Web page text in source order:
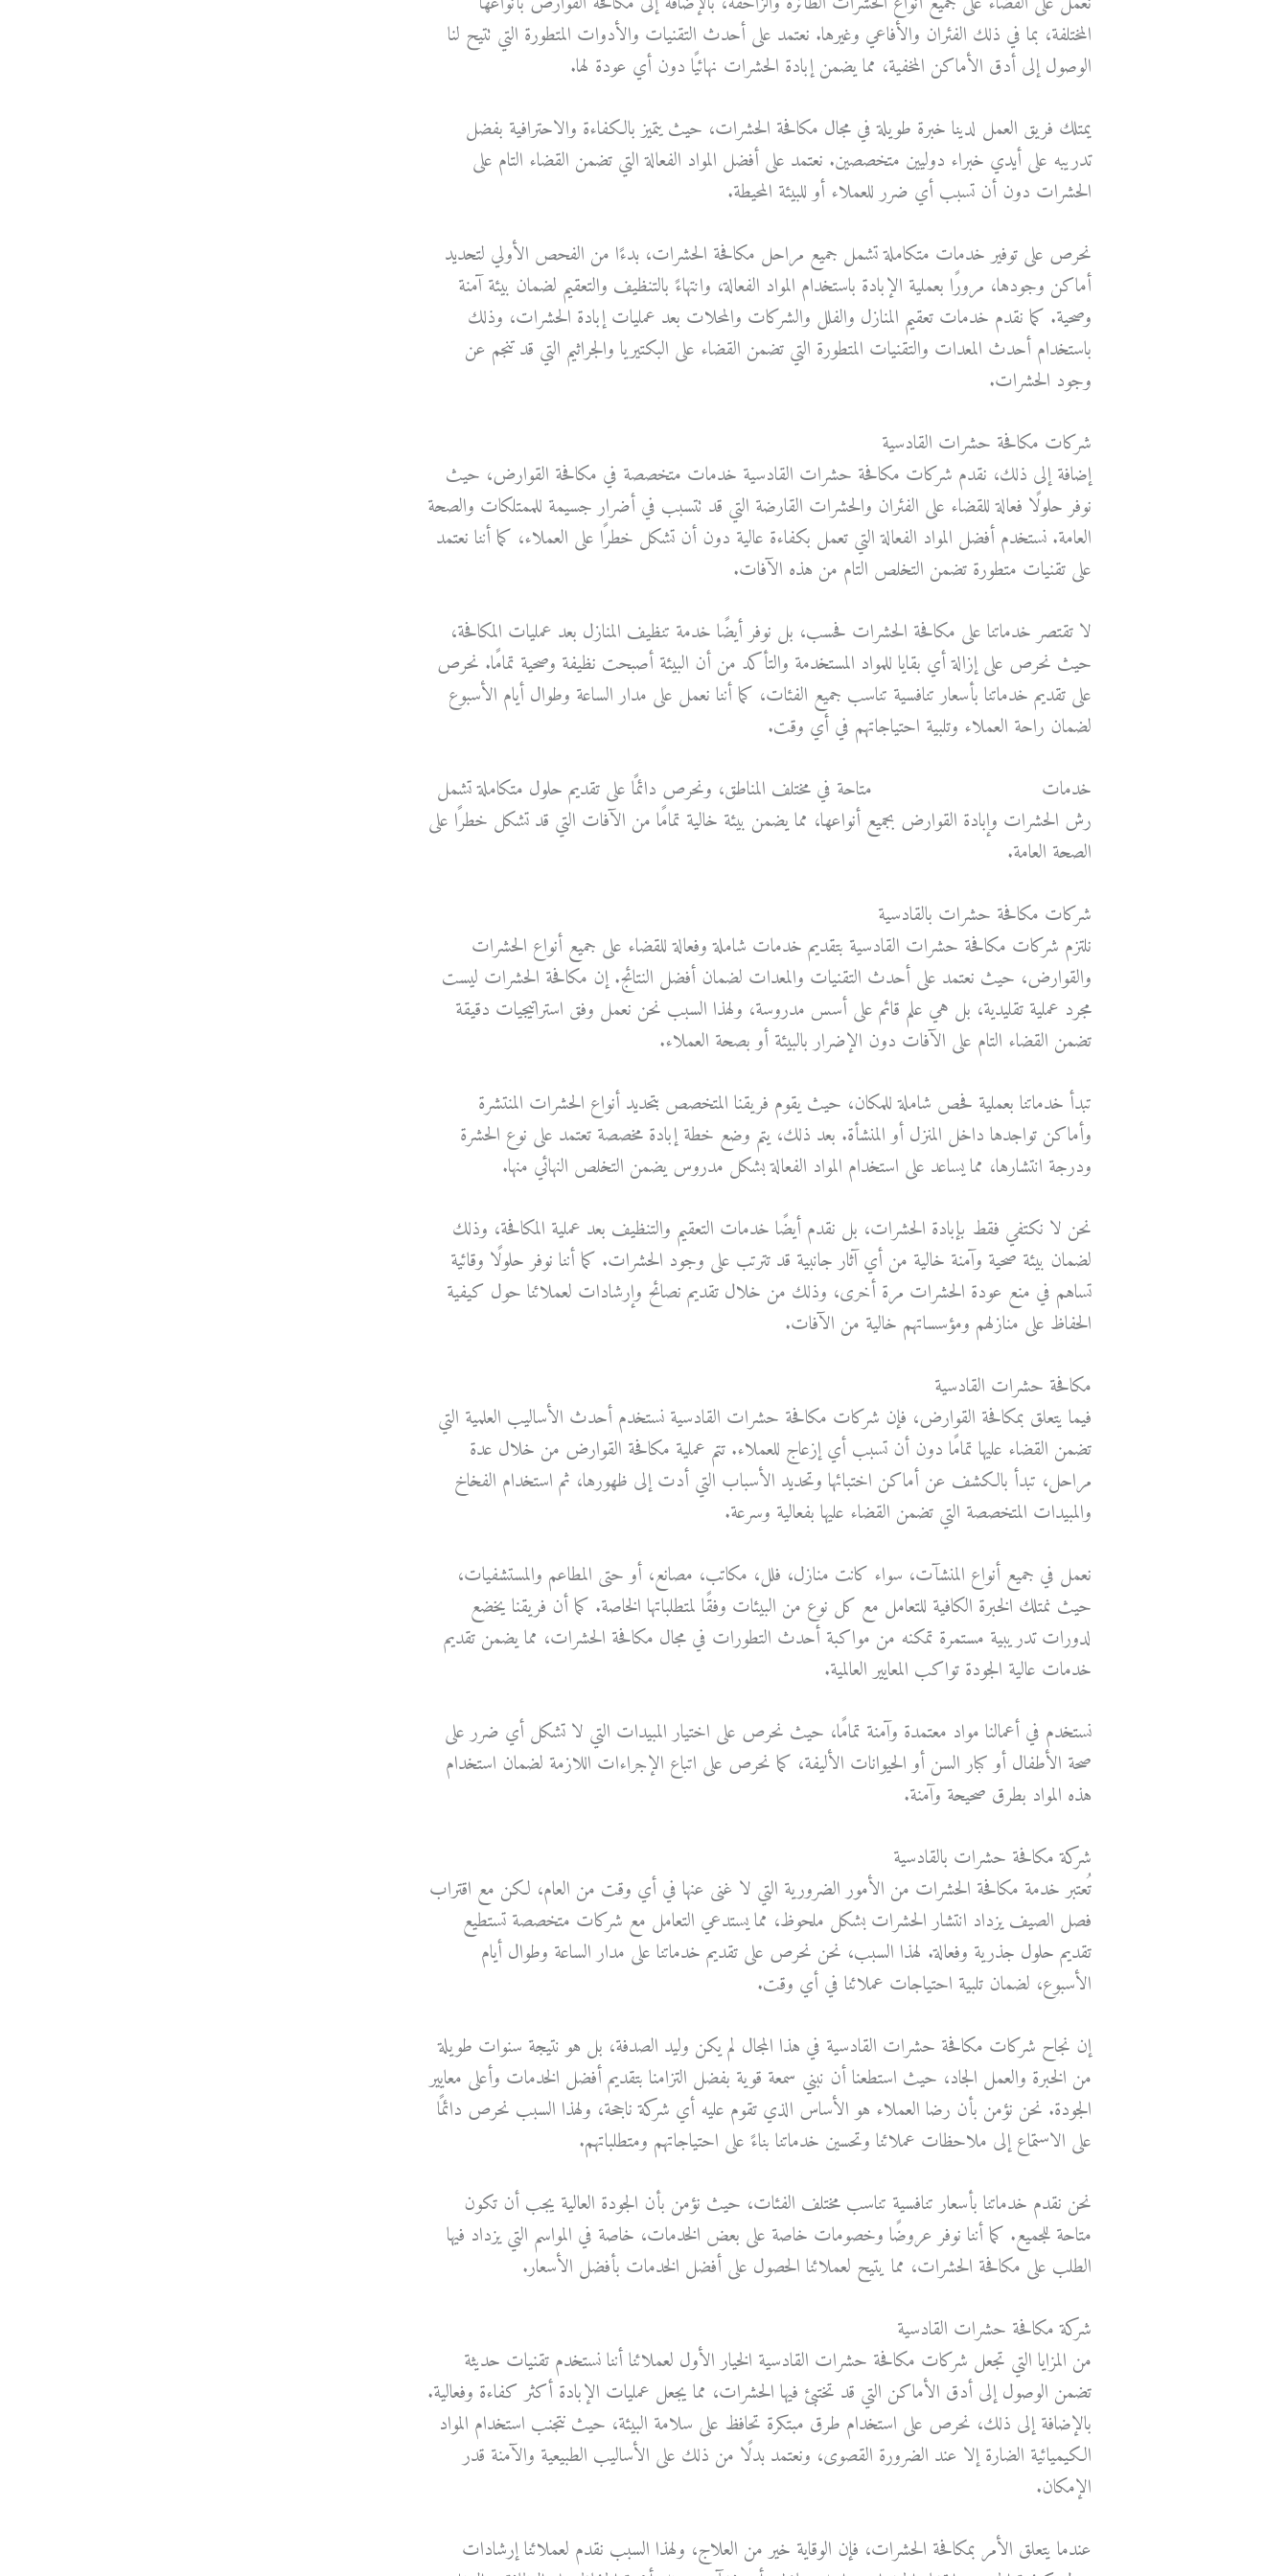
المختلفة، بما في ذلك الفئران والأفاعي وغيرها. نعتمد على أحدث التقنيات والأدوات المتطورة التي تتيح لنا
الوصول إلى أدق الأماكن المخفية، مما يضمن إبادة الحشرات نهائيًا دون أي عودة لها.
يمتلك فريق العمل لدينا خبرة طويلة في مجال مكافحة الحشرات، حيث يتميز بالكفاءة والاحترافية بفضل
تدريبه على أيدي خبراء دوليين متخصصين. نعتمد على أفضل المواد الفعالة التي تضمن القضاء التام على
الحشرات دون أن تسبب أي ضرر للعملاء أو للبيئة المحيطة.
نحرص على توفير خدمات متكاملة تشمل جميع مراحل مكافحة الحشرات، بدءًا من الفحص الأولي لتحديد
أماكن وجودها، مرورًا بعملية الإبادة باستخدام المواد الفعالة، وانتهاءً بالتنظيف والتعقيم لضمان بيئة آمنة
وصحية. كما نقدم خدمات تعقيم المنازل والفلل والشركات والمحلات بعد عمليات إبادة الحشرات، وذلك
باستخدام أحدث المعدات والتقنيات المتطورة التي تضمن القضاء على البكتيريا والجراثيم التي قد تنجم عن
وجود الحشرات.
شركات مكافحة حشرات القادسية
إضافة إلى ذلك، نقدم شركات مكافحة حشرات القادسية خدمات متخصصة في مكافحة القوارض، حيث
نوفر حلولًا فعالة للقضاء على الفئران والحشرات القارضة التي قد تتسبب في أضرار جسيمة للممتلكات والصحة
العامة. نستخدم أفضل المواد الفعالة التي تعمل بكفاءة عالية دون أن تشكل خطرًا على العملاء، كما أننا نعتمد
على تقنيات متطورة تضمن التخلص التام من هذه الآفات.
لا تقتصر خدماتنا على مكافحة الحشرات فحسب، بل نوفر أيضًا خدمة تنظيف المنازل بعد عمليات المكافحة،
حيث نحرص على إزالة أي بقايا للمواد المستخدمة والتأكد من أن البيئة أصبحت نظيفة وصحية تمامًا. نحرص
على تقديم خدماتنا بأسعار تنافسية تناسب جميع الفئات، كما أننا نعمل على مدار الساعة وطوال أيام الأسبوع
لضمان راحة العملاء وتلبية احتياجاتهم في أي وقت.
خدمات
متاحة في مختلف المناطق، ونحرص دائمًا على تقديم حلول متكاملة تشمل
رش الحشرات وإبادة القوارض بجميع أنواعها، مما يضمن بيئة خالية تمامًا من الآفات التي قد تشكل خطرًا على
الصحة العامة.
شركات مكافحة حشرات بالقادسية
نلتزم شركات مكافحة حشرات القادسية بتقديم خدمات شاملة وفعالة للقضاء على جميع أنواع الحشرات
والقوارض، حيث نعتمد على أحدث التقنيات والمعدات لضمان أفضل النتائج. إن مكافحة الحشرات ليست
مجرد عملية تقليدية، بل هي علم قائم على أسس مدروسة، ولهذا السبب نحن نعمل وفق استراتيجيات دقيقة
تضمن القضاء التام على الآفات دون الإضرار بالبيئة أو بصحة العملاء.
تبدأ خدماتنا بعملية فحص شاملة للمكان، حيث يقوم فريقنا المتخصص بتحديد أنواع الحشرات المنتشرة
وأماكن تواجدها داخل المنزل أو المنشأة. بعد ذلك، يتم وضع خطة إبادة مخصصة تعتمد على نوع الحشرة
ودرجة انتشارها، مما يساعد على استخدام المواد الفعالة بشكل مدروس يضمن التخلص النهائي منها.
نحن لا نكتفي فقط بإبادة الحشرات، بل نقدم أيضًا خدمات التعقيم والتنظيف بعد عملية المكافحة، وذلك
لضمان بيئة صحية وآمنة خالية من أي آثار جانبية قد تترتب على وجود الحشرات. كما أننا نوفر حلولًا وقائية
تساهم في منع عودة الحشرات مرة أخرى، وذلك من خلال تقديم نصائح وإرشادات لعملائنا حول كيفية
الحفاظ على منازلهم ومؤسساتهم خالية من الآفات.
مكافحة حشرات القادسية
فيما يتعلق بمكافحة القوارض، فإن شركات مكافحة حشرات القادسية نستخدم أحدث الأساليب العلمية التي
تضمن القضاء عليها تمامًا دون أن تسبب أي إزعاج للعملاء. تتم عملية مكافحة القوارض من خلال عدة
مراحل، تبدأ بالكشف عن أماكن اختبائها وتحديد الأسباب التي أدت إلى ظهورها، ثم استخدام الفخاخ
والمبيدات المتخصصة التي تضمن القضاء عليها بفعالية وسرعة.
نعمل في جميع أنواع المنشآت، سواء كانت منازل، فلل، مكاتب، مصانع، أو حتى المطاعم والمستشفيات،
حيث نمتلك الخبرة الكافية للتعامل مع كل نوع من البيئات وفقًا لمتطلباتها الخاصة. كما أن فريقنا يخضع
لدورات تدريبية مستمرة تمكنه من مواكبة أحدث التطورات في مجال مكافحة الحشرات، مما يضمن تقديم
خدمات عالية الجودة تواكب المعايير العالمية.
نستخدم في أعمالنا مواد معتمدة وآمنة تمامًا، حيث نحرص على اختيار المبيدات التي لا تشكل أي ضرر على
صحة الأطفال أو كبار السن أو الحيوانات الأليفة، كما نحرص على اتباع الإجراءات اللازمة لضمان استخدام
هذه المواد بطرق صحيحة وآمنة.
شركة مكافحة حشرات بالقادسية
تُعتبر خدمة مكافحة الحشرات من الأمور الضرورية التي لا غنى عنها في أي وقت من العام، لكن مع اقتراب
فصل الصيف يزداد انتشار الحشرات بشكل ملحوظ، مما يستدعي التعامل مع شركات متخصصة تستطيع
تقديم حلول جذرية وفعالة. لهذا السبب، نحن نحرص على تقديم خدماتنا على مدار الساعة وطوال أيام
الأسبوع، لضمان تلبية احتياجات عملائنا في أي وقت.
إن نجاح شركات مكافحة حشرات القادسية في هذا المجال لم يكن وليد الصدفة، بل هو نتيجة سنوات طويلة
من الخبرة والعمل الجاد، حيث استطعنا أن نبني سمعة قوية بفضل التزامنا بتقديم أفضل الخدمات وأعلى معايير
الجودة. نحن نؤمن بأن رضا العملاء هو الأساس الذي تقوم عليه أي شركة ناجحة، ولهذا السبب نحرص دائمًا
على الاستماع إلى ملاحظات عملائنا وتحسين خدماتنا بناءً على احتياجاتهم ومتطلباتهم.
نحن نقدم خدماتنا بأسعار تنافسية تناسب مختلف الفئات، حيث نؤمن بأن الجودة العالية يجب أن تكون
متاحة للجميع. كما أننا نوفر عروضًا وخصومات خاصة على بعض الخدمات، خاصة في المواسم التي يزداد فيها
الطلب على مكافحة الحشرات، مما يتيح لعملائنا الحصول على أفضل الخدمات بأفضل الأسعار.
شركة مكافحة حشرات القادسية
من المزايا التي تجعل شركات مكافحة حشرات القادسية الخيار الأول لعملائنا أننا نستخدم تقنيات حديثة
تضمن الوصول إلى أدق الأماكن التي قد تختبئ فيها الحشرات، مما يجعل عمليات الإبادة أكثر كفاءة وفعالية.
بالإضافة إلى ذلك، نحرص على استخدام طرق مبتكرة تحافظ على سلامة البيئة، حيث نتجنب استخدام المواد
الكيميائية الضارة إلا عند الضرورة القصوى، ونعتمد بدلًا من ذلك على الأساليب الطبيعية والآمنة قدر
الإمكان.
عندما يتعلق الأمر بمكافحة الحشرات، فإن الوقاية خير من العلاج، ولهذا السبب نقدم لعملائنا إرشادات